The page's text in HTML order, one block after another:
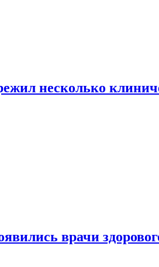
несколько
врачи